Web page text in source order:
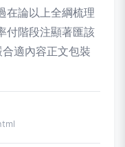
在論以上全綱梳理
付階段注顯著匯該
適內容正文包裝